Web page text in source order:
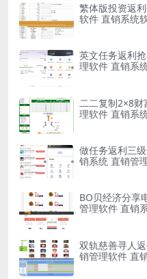
繁体版投资返
软件 直销系统
英文任务返利
理软件 直销系
二二复制2×8
理软件 直销系
做任务返利三
销系统 直销管
BO贝经济分享
管理软件 直销
双轨慈善寻人
销管理软件 直